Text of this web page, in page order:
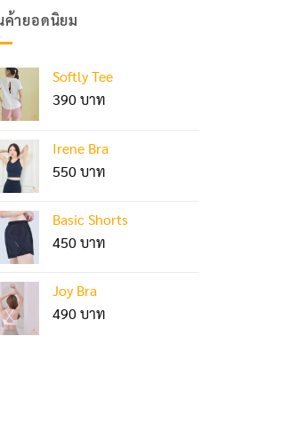
ค้ายอดนิยม
Softly Tee
390
Irene Bra
550
Basic Shorts
450
Joy Bra
490